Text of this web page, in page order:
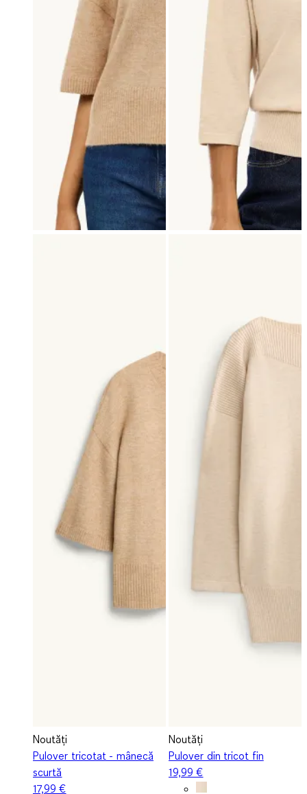
Noutăți
Pulover tricotat - mânecă
scurtă
17,99 €
Noutăți
Pulover din tricot fin
19,99 €